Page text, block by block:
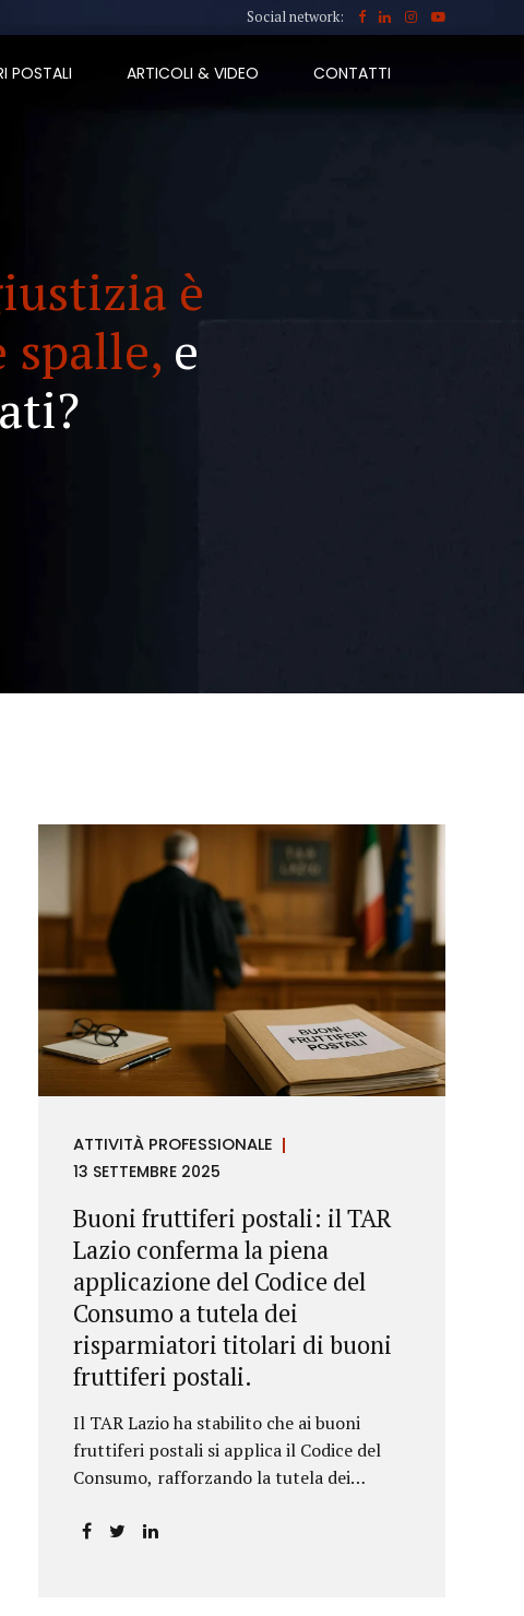
Social network:
POSTALI ARTICOLI & VIDEO CONTATTI
è
spalle, e
ATTIVITÀ PROFESSIONALE
13 SETTEMBRE 2025
Buoni fruttiferi postali: il TAR
Lazio conferma la piena
applicazione del Codice del
Consumo a tutela dei
risparmiatori titolari di buoni
fruttiferi postali.
Il TAR Lazio ha stabilito che ai buoni
fruttiferi postali si applica il Codice del
Consumo, rafforzando la tutela dei
possibilità di ottenere risarcimenti per chi